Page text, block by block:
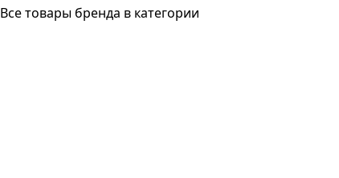
Все товары бренда в категории